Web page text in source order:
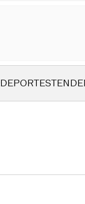
DEPORTES